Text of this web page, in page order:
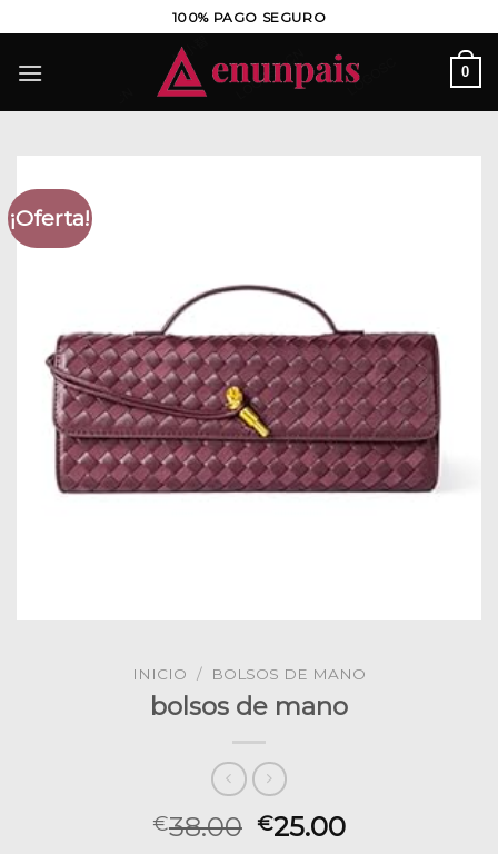
al
contenido
100% PAGO SEGURO
0
¡Oferta!
INICIO / BOLSOS DE MANO
bolsos de mano
€38.00 €25.00